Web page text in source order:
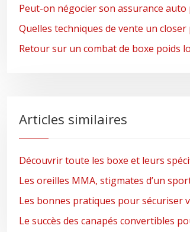
Peut-on négocier son assurance
Quelles techniques de vente un
Retour sur un combat de boxe poids
Articles similaires
Découvrir toute les boxe et leurs
Les oreilles MMA, stigmates d’un
Les bonnes pratiques pour sécuriser
Le succès des canapés convertibles